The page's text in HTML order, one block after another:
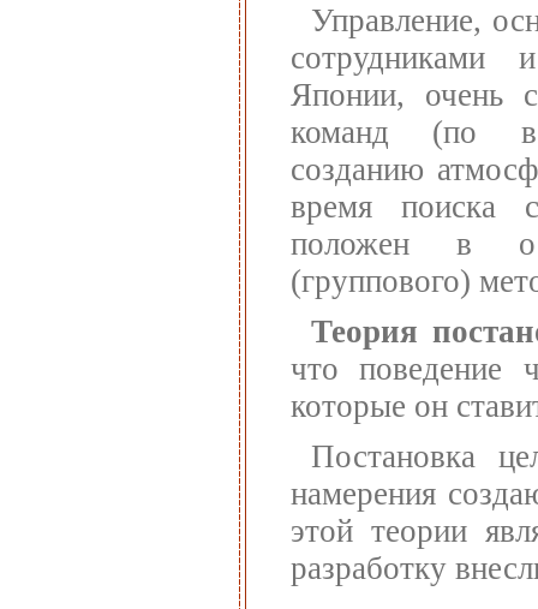
Управление,
сотрудниками
Японии, очень
команд (по
созданию
время поиска
положен в
(группового)
Теория
что поведение
которые он
Постановка
намерения
этой теории
разработку